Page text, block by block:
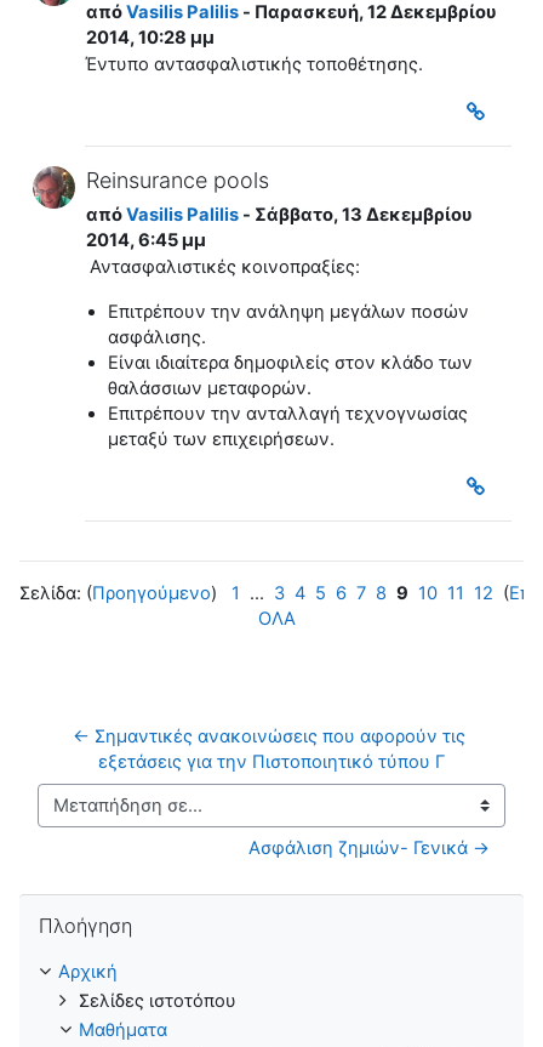
απόVasilis Palilis- Παρασκευή, 12 Δεκεμβρίου
2014, 10:28 μμ
Έντυπο αντασφαλιστικής τοποθέτησης.
Reinsurance pools
απόVasilis Palilis- Σάββατο, 13 Δεκεμβρίου
2014, 6:45 μμ
Αντασφαλιστικές κοινοπραξίες:
Επιτρέπουν την ανάληψη μεγάλων ποσών
ασφάλισης.
Είναι ιδιαίτερα δημοφιλείς στον κλάδο των
θαλάσσιων μεταφορών.
Επιτρέπουν την ανταλλαγή τεχνογνωσίας
μεταξύ των επιχειρήσεων.
Σελίδα: (Προηγούμενο) 1 ... 3 4 5 6 7 8 9 10 11 12 (
ΟΛΑ
← Σημαντικές ανακοινώσεις που αφορούν τις
εξετάσεις για την Πιστοποιητικό τύπου Γ
Μεταπήδηση σε...
Ασφάλιση ζημιών- Γενικά →
Πλοήγηση
Αρχική
Σελίδες ιστοτόπου
Μαθήματα